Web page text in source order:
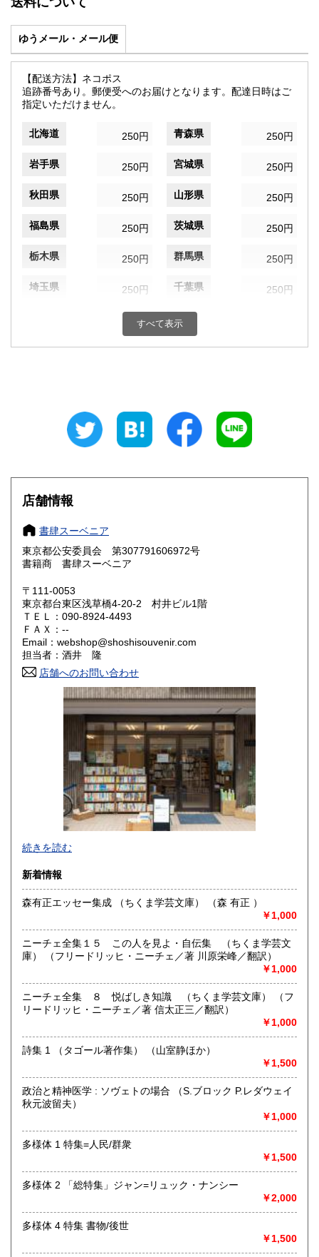
ゆうメール・メール便
【配送方法】ネコポス
追跡番号あり。郵便受へのお届けとなります。配達日時はご
指定いただけません。
北海道 250円 青森県 250円
岩手県 250円 宮城県 250円
秋田県 250円 山形県 250円
福島県 250円 茨城県 250円
栃木県 250円 群馬県 250円
埼玉県 250円 千葉県 250円
250円 神奈川県
新潟県 250円 富山県 250円
250円 長野県
静岡県
滋賀県
大阪府
奈良県 250円
鳥取県
岡山県
山口県
250円 愛媛県
250円 福岡県
250円 長崎県
250円 大分県
250円 鹿児島県
すべて表示
店舗情報
書肆スーベニア
東京都公安委員会 第307791606972号
書籍商 書肆スーベニア
〒111-0053
東京都台東区浅草橋4-20-2 村井ビル1階
ＴＥＬ：090-8924-4493
ＦＡＸ：--
Email：webshop@shoshisouvenir.com
担当者：酒井 隆
店舗へのお問い合わせ
-
沿線名：JR総武線/都営浅草線
最寄駅：浅草橋駅 JR西口から徒歩3分/都営A4出口から徒歩7
分
営業時間：12:00 〜 17:00
書籍の買取について
学術書・専門書・美術書・写真集・サブカルチャー関連書
籍・絵本など、幅広く買取いたします!
CD、DVD、絵ハガキ、古写真、映画パンフレットなども買取
対象です。
1. 店頭買取
・店舗前で荷下ろし可能
・その場で査定、現金支払い
・大量の場合はお預かりとなる場合あり
2. 出張買取
・本の量・ジャンル、訪問先などをお知らせください。
・量や種類によっては出張できない場合もございます。
【ご注意】
古本買取には、本人確認書類(免許証、保険証など)のご提示
が必要です。
取り扱い分野
続きを読む
新着情報
森有正エッセー集成 （ちくま学芸文庫） （森 有正 ）
￥1,000
ニーチェ全集１５ この人を見よ・自伝集 （ちくま学芸文
庫） （フリードリッヒ・ニーチェ／著 川原栄峰／翻訳）
￥1,000
ニーチェ全集 ８ 悦ばしき知識 （ちくま学芸文庫） （フ
リードリッヒ・ニーチェ／著 信太正三／翻訳）
￥1,000
詩集 1 （タゴール著作集） （山室静ほか）
￥1,500
政治と精神医学 : ソヴェトの場合 （S.ブロック P.レダウェイ
秋元波留夫）
￥1,000
多様体 1 特集=人民/群衆
￥1,500
多様体 2 「総特集」ジャン=リュック・ナンシー
￥2,000
多様体 4 特集 書物/後世
￥1,500